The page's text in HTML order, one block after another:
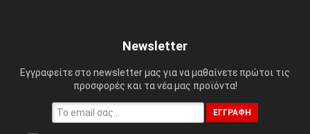
Newsletter
Εγγραφείτε στο newsletter μας για να μαθαίνετε πρώτοι τις
προσφορές και τα νέα μας προϊόντα!
ΕΓΓΡΑΦΉ